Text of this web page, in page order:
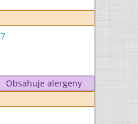
7
Obsahuje alergeny